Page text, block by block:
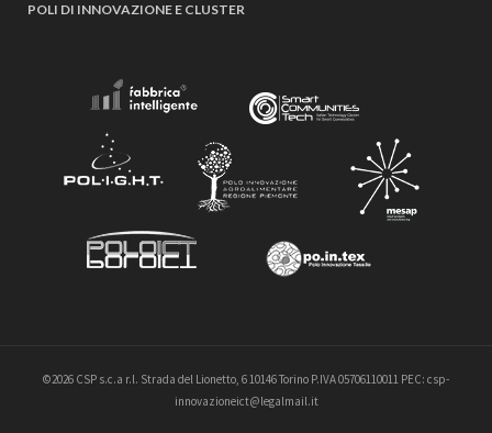
POLI DI INNOVAZIONE E CLUSTER
©2026 CSP s.c.a r.l. Strada del Lionetto, 6 10146 Torino P.IVA 05706110011 PEC: csp-
innovazioneict@legalmail.it